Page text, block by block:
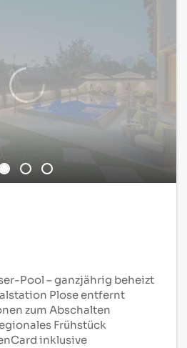
Pool – ganzjährig beheizt
Plose entfernt
zum Abschalten
Frühstück
inklusive